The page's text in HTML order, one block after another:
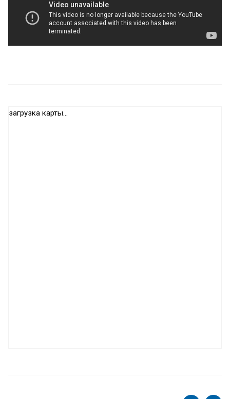
загрузка карты...